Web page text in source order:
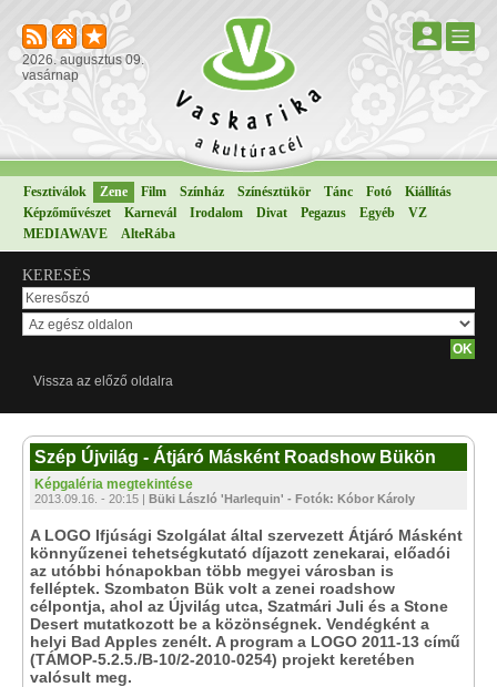
2026. augusztus 09.
vasárnap
Fesztiválok Zene Film Színház Színésztükör Tánc Fotó
Kiállítás
Képzőművészet
Karnevál Irodalom Divat Pegazus Egyéb
VZ
MEDIAWAVE
AlteRába
KERESÉS
Vissza az előző oldalra
Szép Újvilág - Átjáró Másként Roadshow Bükön
Képgaléria megtekintése
2013.09.16. - 20:15 | Büki László 'Harlequin' - Fotók: Kóbor Károly
A LOGO Ifjúsági Szolgálat által szervezett Átjáró Másként
könnyűzenei tehetségkutató díjazott zenekarai, előadói
az utóbbi hónapokban több megyei városban is
felléptek. Szombaton Bük volt a zenei roadshow
célpontja, ahol az Újvilág utca, Szatmári Juli és a Stone
Desert mutatkozott be a közönségnek. Vendégként a
helyi Bad Apples zenélt. A program a LOGO 2011-13 című
(TÁMOP-5.2.5./B-10/2-2010-0254) projekt keretében
valósult meg.